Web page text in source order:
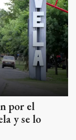
por el
y se lo